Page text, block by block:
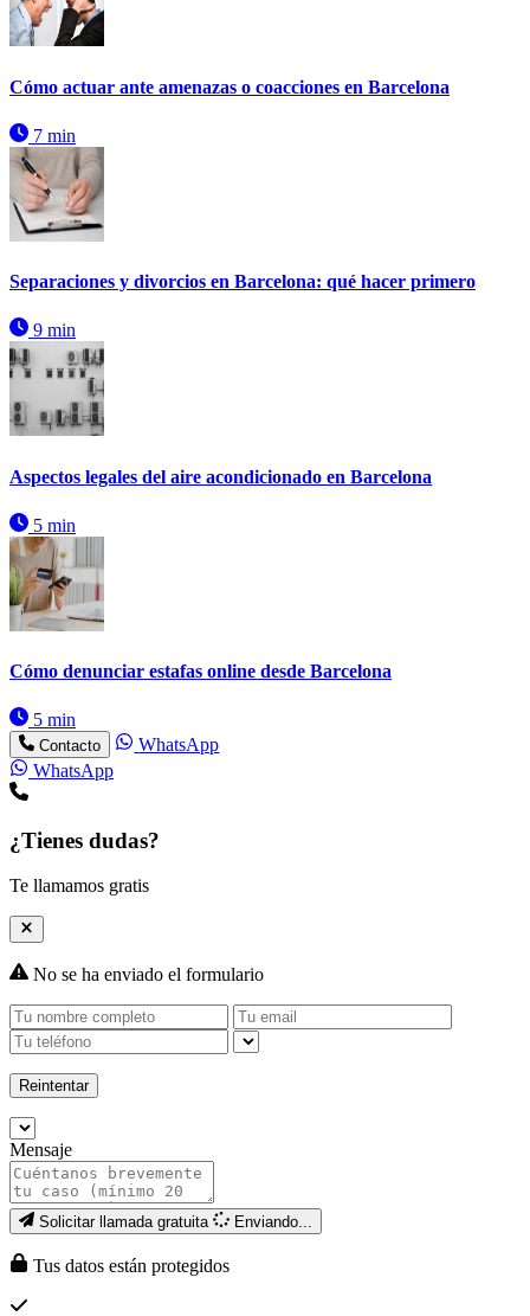
Cómo actuar ante amenazas o coacciones en Barcelona
7 min
Separaciones y divorcios en Barcelona: qué hacer primero
9 min
Aspectos legales del aire acondicionado en Barcelona
5 min
Cómo denunciar estafas online desde Barcelona
5 min
Contacto
WhatsApp
WhatsApp
¿Tienes dudas?
Te llamamos gratis
No se ha enviado el formulario
Reintentar
Mensaje
Solicitar llamada gratuita Enviando...
Tus datos están protegidos